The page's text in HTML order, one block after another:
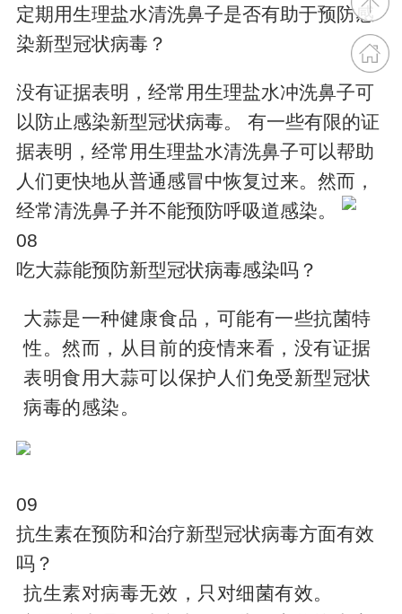
定期用生理盐水清洗鼻子是否有助于预防感
染新型冠状病毒？
没有证据表明，经常用生理盐水冲洗鼻子可
以防止感染新型冠状病毒。 有一些有限的证
据表明，经常用生理盐水清洗鼻子可以帮助
人们更快地从普通感冒中恢复过来。然而，
经常清洗鼻子并不能预防呼吸道感染。
08
吃大蒜能预防新型冠状病毒感染吗？
大蒜是一种健康食品，可能有一些抗菌特
性。然而，从目前的疫情来看，没有证据
表明食用大蒜可以保护人们免受新型冠状
病毒的感染。
09
抗生素在预防和治疗新型冠状病毒方面有效
吗？
抗生素对病毒无效，只对细菌有效。